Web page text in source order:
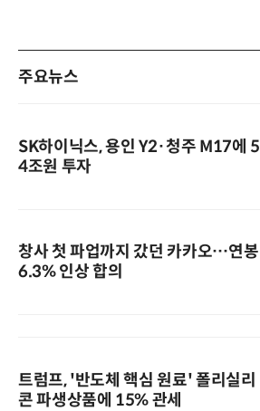
주요뉴스
SK하이닉스, 용인 Y2·청주 M17에 5
4조원 투자
창사 첫 파업까지 갔던 카카오…연봉
6.3% 인상 합의
트럼프, '반도체 핵심 원료' 폴리실리
콘 파생상품에 15% 관세